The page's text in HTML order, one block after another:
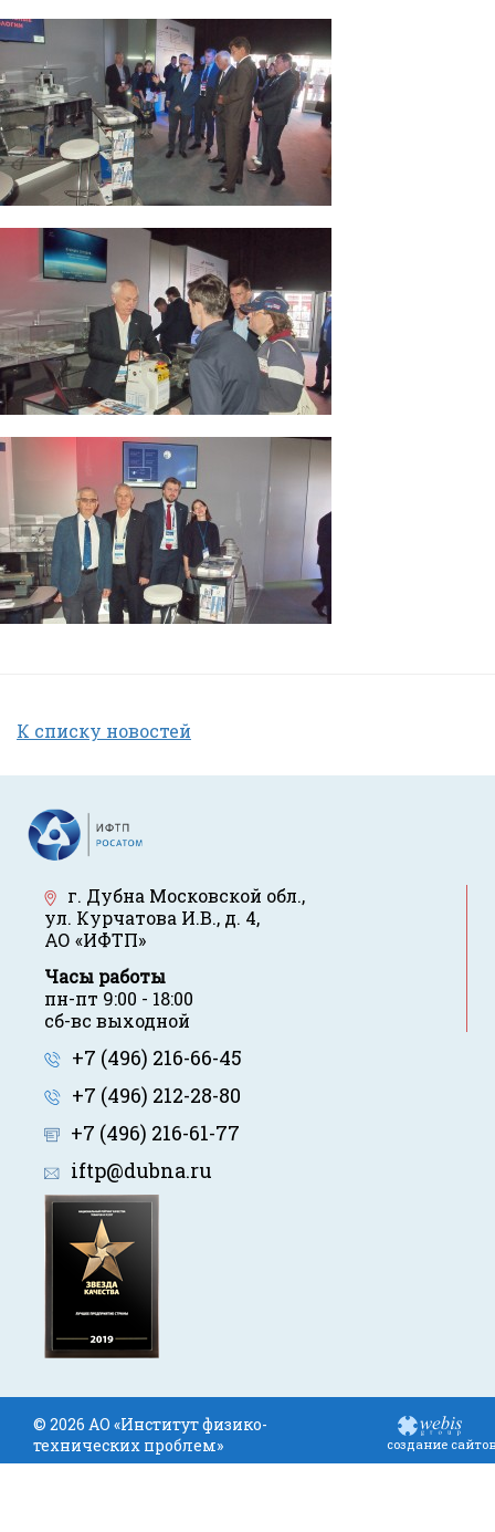
К списку новостей
г. Дубна Московской обл.,
ул. Курчатова И.В., д. 4,
АО «ИФТП»
Часы работы
пн-пт 9:00 - 18:00
сб-вс выходной
+7 (496) 216-66-45
+7 (496) 212-28-80
+7 (496) 216-61-77
iftp@dubna.ru
© 2026 АО «Институт физико-
технических проблем»
создание сайтов